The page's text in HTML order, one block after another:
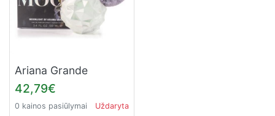
Ariana Grande
Moonlight for Women
(Kvepalai Moterims)
EDP 100ml
42,79€
0 kainos pasiūlymai Uždaryta